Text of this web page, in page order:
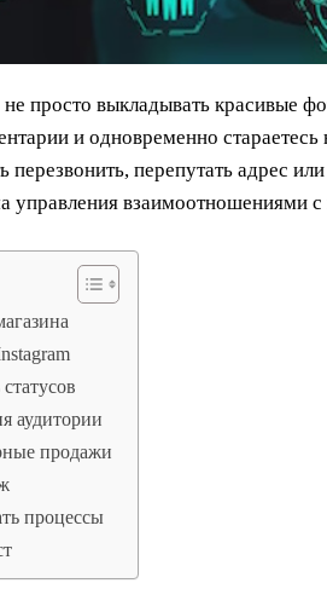
просто выкладывать красивые
и одновременно
перезвонить, перепутать адрес
управления взаимоотношениями
аудитории
продажи
процессы